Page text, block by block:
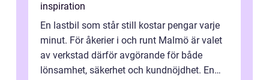
inspiration
En lastbil som står still kostar pengar varje
minut. För åkerier i och runt Malmö är valet
av verkstad därför avgörande för både
lönsamhet, säkerhet och kundnöjdhet. En